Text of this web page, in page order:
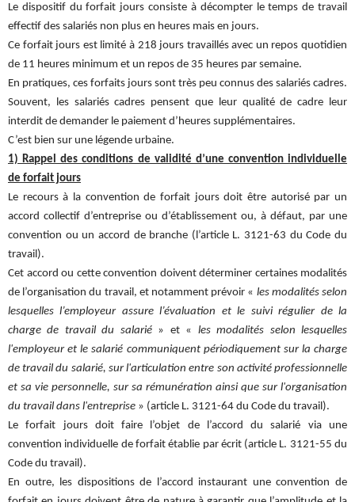
Le dispositif du forfait jours consiste à décompter le temps de travail
effectif des salariés non plus en heures mais en jours.
Ce forfait jours est limité à 218 jours travaillés avec un repos quotidien
de 11 heures minimum et un repos de 35 heures par semaine.
En pratiques, ces forfaits jours sont très peu connus des salariés cadres.
Souvent, les salariés cadres pensent que leur qualité de cadre leur
interdit de demander le paiement d’heures supplémentaires.
C’est bien sur une légende urbaine.
1) Rappel des conditions de validité d’une convention individuelle
de forfait jours
Le recours à la convention de forfait jours doit être autorisé par un
accord collectif d’entreprise ou d’établissement ou, à défaut, par une
convention ou un accord de branche (l’article L. 3121-63 du Code du
travail).
Cet accord ou cette convention doivent déterminer certaines modalités
de l’organisation du travail, et notamment prévoir « les modalités selon
lesquelles l’employeur assure l’évaluation et le suivi régulier de la
charge de travail du salarié» et « les modalités selon lesquelles
l'employeur et le salarié communiquent périodiquement sur la charge
de travail du salarié, sur l'articulation entre son activité professionnelle
et sa vie personnelle, sur sa rémunération ainsi que sur l'organisation
du travail dans l'entreprise » (article L. 3121-64 du Code du travail).
Le forfait jours doit faire l’objet de l’accord du salarié via une
convention individuelle de forfait établie par écrit (article L. 3121-55 du
Code du travail).
En outre, les dispositions de l’accord instaurant une convention de